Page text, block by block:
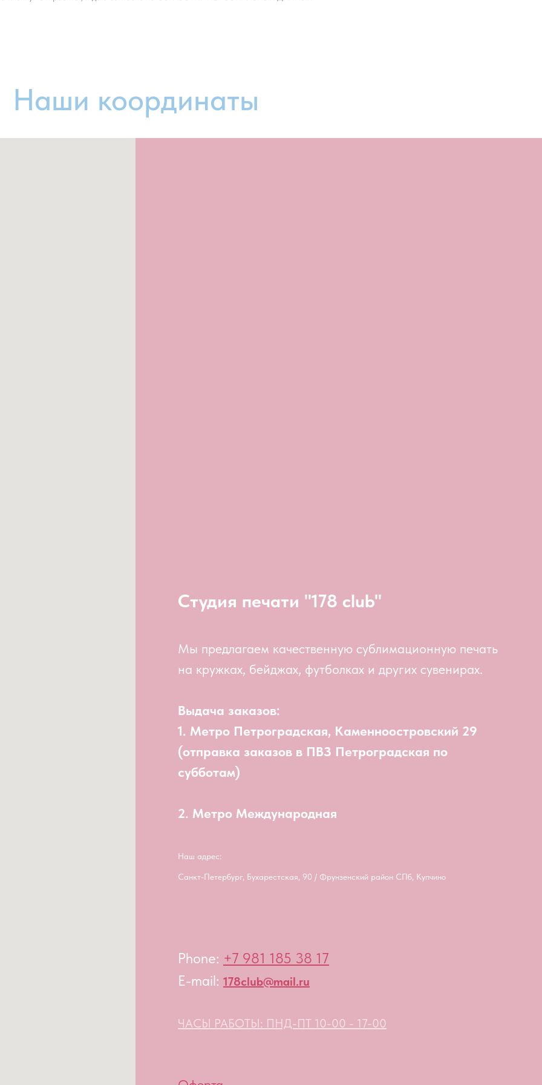
Наши координаты
Студия печати "178 club"
Мы предлагаем качественную сублимационную печать
на кружках, бейджах, футболках и других сувенирах.
Выдача заказов:
1. Метро Петроградская, Каменноостровский 29
(отправка заказов в ПВЗ Петроградская по
субботам)
2. Метро Международная
Наш адрес:
Санкт-Петербург, Бухарестская, 90 / Фрунзенский район СПб, Купчино
Phone: +7 981 185 38 17
E-mail: 178club@mail.ru
ЧАСЫ РАБОТЫ: ПНД-ПТ 10-00 - 17-00